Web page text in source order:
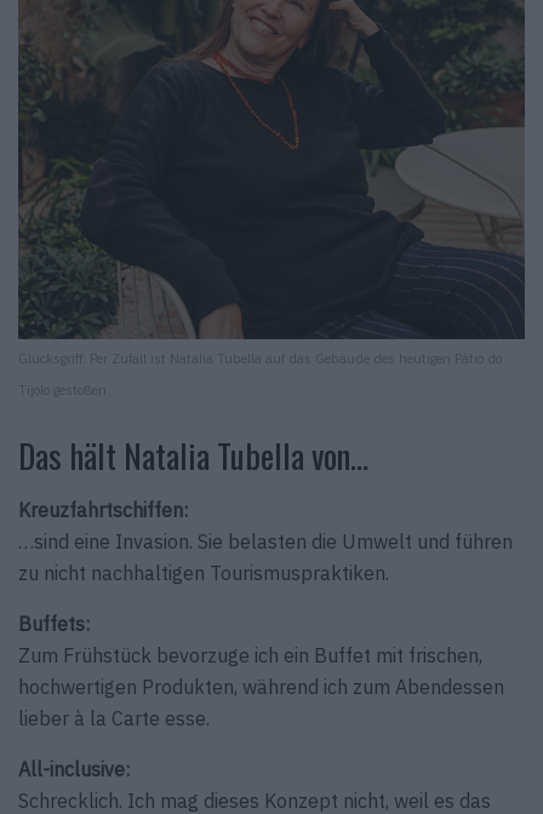
Glücksgriff: Per Zufall ist Natalia Tubella auf das Gebäude des heutigen Pátio do
Tijolo gestoßen.
Das hält Natalia Tubella von…
Kreuzfahrtschiffen:
…sind eine Invasion. Sie belasten die Umwelt und führen
zu nicht nachhaltigen Tourismuspraktiken.
Buffets:
Zum Frühstück bevorzuge ich ein Buffet mit frischen,
hochwertigen Produkten, während ich zum Abendessen
lieber à la Carte esse.
All-inclusive:
Schrecklich. Ich mag dieses Konzept nicht, weil es das